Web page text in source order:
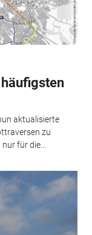
aktualisierte
zu
für die...